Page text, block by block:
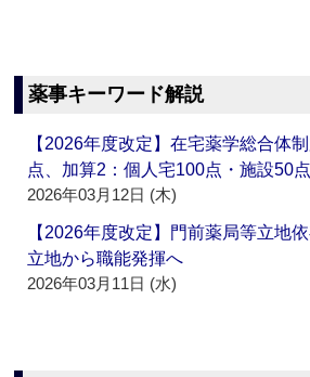
薬事キーワード解説
【2026年度改定】在宅薬学総合体
点、加算2：個人宅100点・施設50
2026年03月12日 (木)
【2026年度改定】門前薬局等立地
立地から職能発揮へ
2026年03月11日 (水)